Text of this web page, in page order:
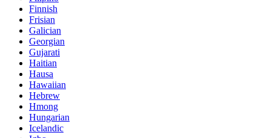
Finnish
Frisian
Galician
Georgian
Gujarati
Haitian
Hausa
Hawaiian
Hebrew
Hmong
Hungarian
Icelandic